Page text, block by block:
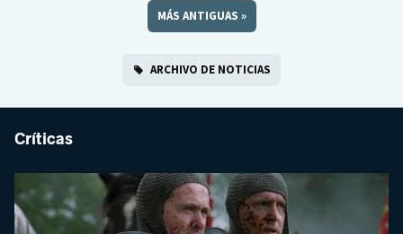
MÁS ANTIGUAS »
ARCHIVO DE NOTICIAS
Críticas